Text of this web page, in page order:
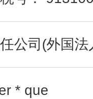
公司(外国法
* que